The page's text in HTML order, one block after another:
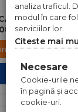
analiza traficul.
modul în care
serviciilor lor.
Citeste mai
Necesare
Cookie-urile
în pagină şi
cookie-uri.